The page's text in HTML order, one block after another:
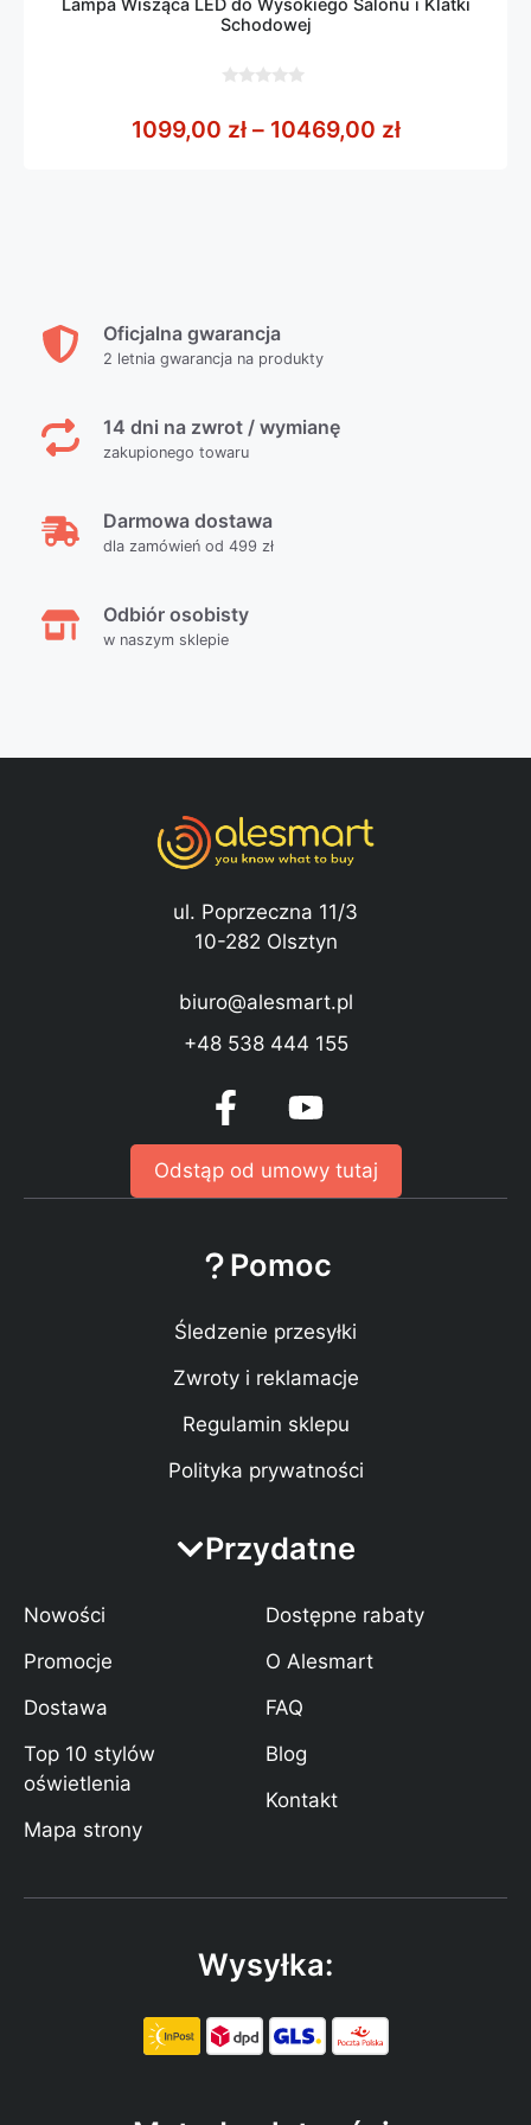
Schodowej
5
1099,00 zł – 10469,00 złZakres
Oficjalna gwarancja
2 letnia gwarancja na produkty
14 dni na zwrot / wymianę
zakupionego towaru
Darmowa dostawa
dla zamówień od 499 zł
Odbiór osobisty
w naszym sklepie
ul. Poprzeczna 11/3
10-282 Olsztyn
biuro@alesmart.pl
+48 538 444 155
Odstąp od umowy tutaj
Pomoc
Śledzenie przesyłki
Zwroty i reklamacje
Regulamin sklepu
Polityka prywatności
Przydatne
Nowości
Promocje
Dostawa
Top 10 stylów
oświetlenia
Mapa strony
Dostępne rabaty
O Alesmart
FAQ
Blog
Kontakt
Wysyłka: